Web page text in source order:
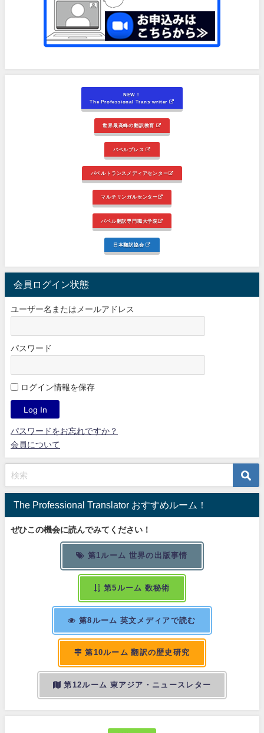
NEW！
The Professional Trans-writer
世界最高峰の翻訳教育
バベルプレス
バベルトランスメディアセンター
マルチリンガルセンター
バベル翻訳専門職大学院
日本翻訳協会
会員ログイン状態
ユーザー名またはメールアドレス
パスワード
ログイン情報を保存
パスワードをお忘れですか？
会員について
The Professional Translator おすすめルーム！
ぜひこの機会に読んでみてください！
第1ルーム 世界の出版事情
第5ルーム 数秘術
第8ルーム 英文メディアで読む
第10ルーム 翻訳の歴史研究
第12ルーム 東アジア・ニュースレター